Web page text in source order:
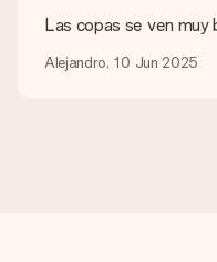
diferente que te gustaría
nuestro servicio de
encantados de ayudarte
Las copas se ven muy
Alejandro, 10 Jun 2025